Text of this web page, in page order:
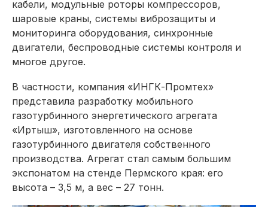
кабели, модульные роторы компрессоров,
шаровые краны, системы виброзащиты и
мониторинга оборудования, синхронные
двигатели, беспроводные системы контроля и
многое другое.
В частности, компания «ИНГК-Промтех»
представила разработку мобильного
газотурбинного энергетического агрегата
«Иртыш», изготовленного на основе
газотурбинного двигателя собственного
производства. Агрегат стал самым большим
экспонатом на стенде Пермского края: его
высота – 3,5 м, а вес – 27 тонн.